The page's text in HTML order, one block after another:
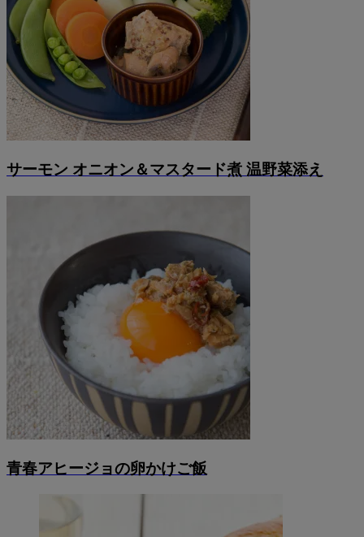
サーモン オニオン＆マスタード煮 温野菜添え
青春アヒージョの卵かけご飯